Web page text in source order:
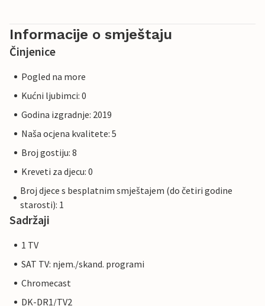
Informacije o smještaju
Činjenice
Pogled na more
Kućni ljubimci: 0
Godina izgradnje: 2019
Naša ocjena kvalitete: 5
Broj gostiju: 8
Kreveti za djecu: 0
Broj djece s besplatnim smještajem (do četiri godine
starosti): 1
Sadržaji
1 TV
SAT TV: njem./skand. programi
Chromecast
DK-DR1/TV2